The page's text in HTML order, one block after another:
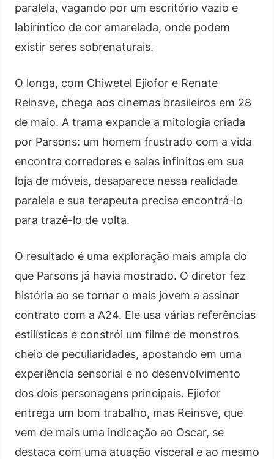
paralela, vagando por um escritório vazio e
labiríntico de cor amarelada, onde podem
existir seres sobrenaturais.
O longa, com Chiwetel Ejiofor e Renate
Reinsve, chega aos cinemas brasileiros em 28
de maio. A trama expande a mitologia criada
por Parsons: um homem frustrado com a vida
encontra corredores e salas infinitos em sua
loja de móveis, desaparece nessa realidade
paralela e sua terapeuta precisa encontrá-lo
para trazê-lo de volta.
O resultado é uma exploração mais ampla do
que Parsons já havia mostrado. O diretor fez
história ao se tornar o mais jovem a assinar
contrato com a A24. Ele usa várias referências
estilísticas e constrói um filme de monstros
cheio de peculiaridades, apostando em uma
experiência sensorial e no desenvolvimento
dos dois personagens principais. Ejiofor
entrega um bom trabalho, mas Reinsve, que
vem de mais uma indicação ao Oscar, se
destaca com uma atuação visceral e ao mesmo